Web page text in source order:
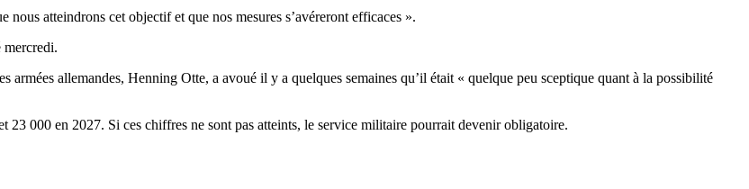
atteindrons cet objectif et que nos mesures s’avéreront efficaces ».
mercredi.
armées allemandes, Henning Otte, a avoué il y a quelques semaines qu’il était « quelque peu sceptique quant à la possibilité
23 000 en 2027. Si ces chiffres ne sont pas atteints, le service militaire pourrait devenir obligatoire.